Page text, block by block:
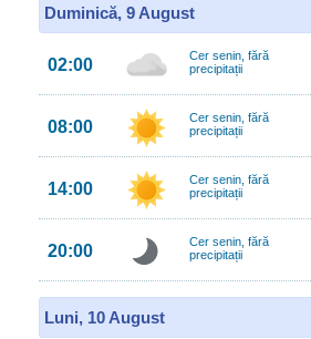
Duminică, 9 August
02:00
Cer senin, fără
precipitații
08:00
Cer senin, fără
precipitații
14:00
Cer senin, fără
precipitații
20:00
Cer senin, fără
precipitații
Luni, 10 August